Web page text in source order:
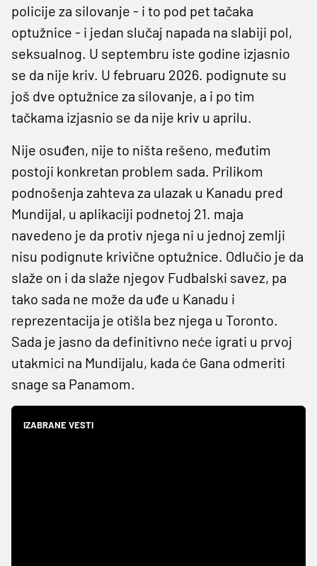
policije za silovanje - i to pod pet tačaka
optužnice - i jedan slučaj napada na slabiji pol,
seksualnog. U septembru iste godine izjasnio
se da nije kriv. U februaru 2026. podignute su
još dve optužnice za silovanje, a i po tim
tačkama izjasnio se da nije kriv u aprilu.
Nije osuđen, nije to ništa rešeno, međutim
postoji konkretan problem sada. Prilikom
podnošenja zahteva za ulazak u Kanadu pred
Mundijal, u aplikaciji podnetoj 21. maja
navedeno je da protiv njega ni u jednoj zemlji
nisu podignute krivične optužnice. Odlučio je da
slaže on i da slaže njegov Fudbalski savez, pa
tako sada ne može da uđe u Kanadu i
reprezentacija je otišla bez njega u Toronto.
Sada je jasno da definitivno neće igrati u prvoj
utakmici na Mundijalu, kada će Gana odmeriti
snage sa Panamom.
IZABRANE VESTI